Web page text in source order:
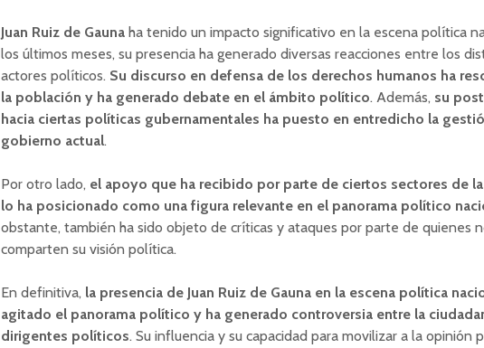
Juan Ruiz de Gauna ha tenido un impacto significativo en la escena política
los últimos meses, su presencia ha generado diversas reacciones entre los
actores políticos. Su discurso en defensa de los derechos humanos ha
la población y ha generado debate en el ámbito político. Además, su
hacia ciertas políticas gubernamentales ha puesto en entredicho la
gobierno actual.
Por otro lado, el apoyo que ha recibido por parte de ciertos sectores de
lo ha posicionado como una figura relevante en el panorama político
obstante, también ha sido objeto de críticas y ataques por parte de quienes
comparten su visión política.
En definitiva, la presencia de Juan Ruiz de Gauna en la escena política
agitado el panorama político y ha generado controversia entre la
dirigentes políticos. Su influencia y su capacidad para movilizar a la opinión